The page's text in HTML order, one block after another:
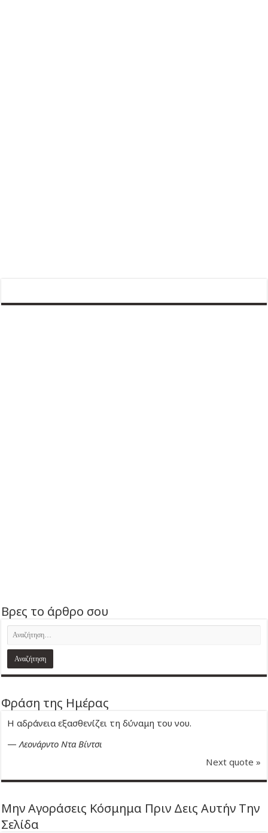
Βρες το άρθρο σου
Φράση της Ημέρας
Η αδράνεια εξασθενίζει τη δύναμη του νου.
—Λεονάρντο Ντα Βίντσι
Next quote »
Μην Αγοράσεις Κόσμημα Πριν Δεις Αυτήν Την
Σελίδα